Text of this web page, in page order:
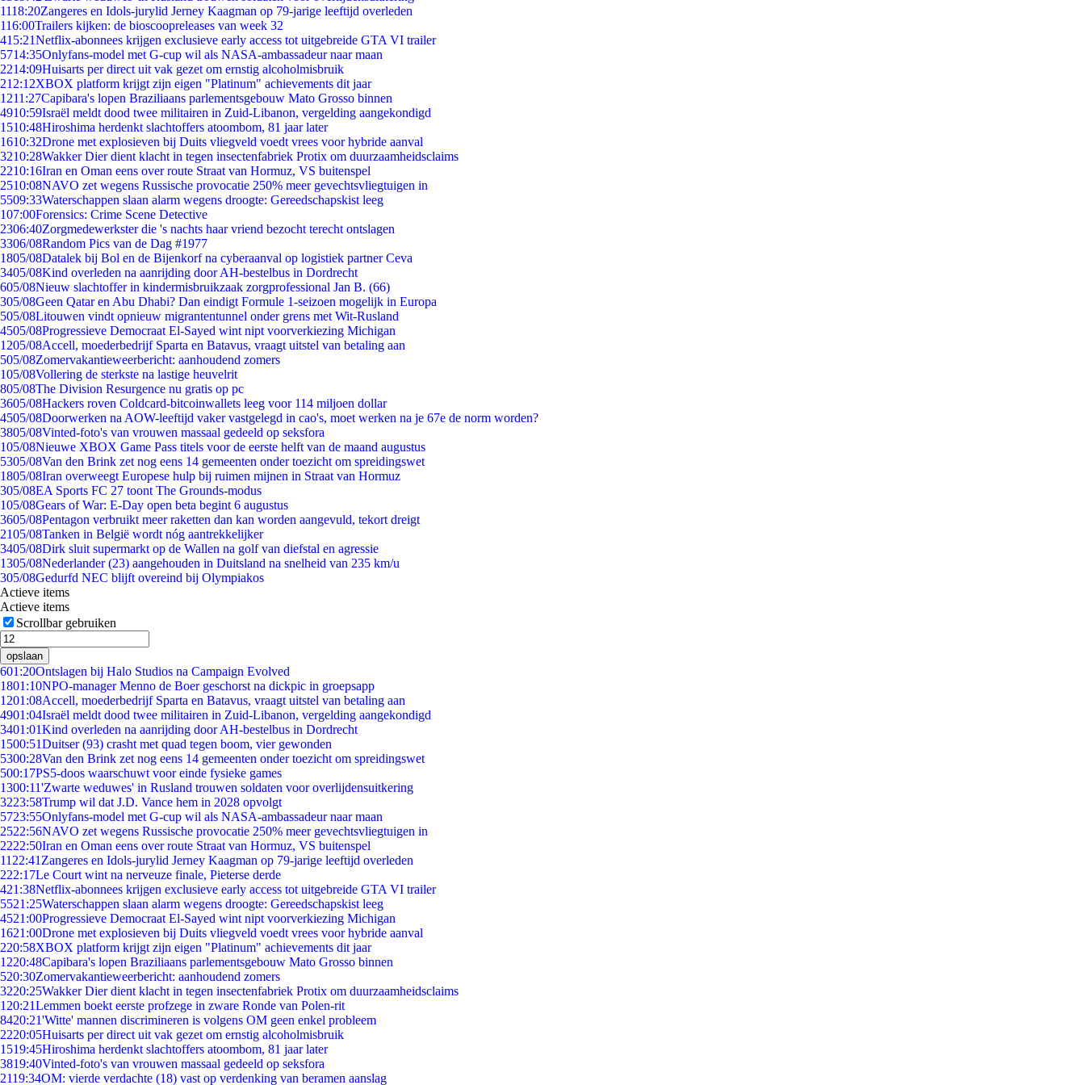
1118:20Zangeres en Idols-jurylid Jerney Kaagman op 79-jarige leeftijd overleden
116:00Trailers kijken: de bioscoopreleases van week 32
415:21Netflix-abonnees krijgen exclusieve early access tot uitgebreide GTA VI trailer
5714:35Onlyfans-model met G-cup wil als NASA-ambassadeur naar maan
2214:09Huisarts per direct uit vak gezet om ernstig alcoholmisbruik
212:12XBOX platform krijgt zijn eigen "Platinum" achievements dit jaar
1211:27Capibara's lopen Braziliaans parlementsgebouw Mato Grosso binnen
4910:59Israël meldt dood twee militairen in Zuid-Libanon, vergelding aangekondigd
1510:48Hiroshima herdenkt slachtoffers atoombom, 81 jaar later
1610:32Drone met explosieven bij Duits vliegveld voedt vrees voor hybride aanval
3210:28Wakker Dier dient klacht in tegen insectenfabriek Protix om duurzaamheidsclaims
2210:16Iran en Oman eens over route Straat van Hormuz, VS buitenspel
2510:08NAVO zet wegens Russische provocatie 250% meer gevechtsvliegtuigen in
5509:33Waterschappen slaan alarm wegens droogte: Gereedschapskist leeg
107:00Forensics: Crime Scene Detective
2306:40Zorgmedewerkster die 's nachts haar vriend bezocht terecht ontslagen
3306/08Random Pics van de Dag #1977
1805/08Datalek bij Bol en de Bijenkorf na cyberaanval op logistiek partner Ceva
3405/08Kind overleden na aanrijding door AH-bestelbus in Dordrecht
605/08Nieuw slachtoffer in kindermisbruikzaak zorgprofessional Jan B. (66)
305/08Geen Qatar en Abu Dhabi? Dan eindigt Formule 1-seizoen mogelijk in Europa
505/08Litouwen vindt opnieuw migrantentunnel onder grens met Wit-Rusland
4505/08Progressieve Democraat El-Sayed wint nipt voorverkiezing Michigan
1205/08Accell, moederbedrijf Sparta en Batavus, vraagt uitstel van betaling aan
505/08Zomervakantieweerbericht: aanhoudend zomers
105/08Vollering de sterkste na lastige heuvelrit
805/08The Division Resurgence nu gratis op pc
3605/08Hackers roven Coldcard-bitcoinwallets leeg voor 114 miljoen dollar
4505/08Doorwerken na AOW-leeftijd vaker vastgelegd in cao's, moet werken na je 67e de norm worden?
3805/08Vinted-foto's van vrouwen massaal gedeeld op seksfora
105/08Nieuwe XBOX Game Pass titels voor de eerste helft van de maand augustus
5305/08Van den Brink zet nog eens 14 gemeenten onder toezicht om spreidingswet
1805/08Iran overweegt Europese hulp bij ruimen mijnen in Straat van Hormuz
305/08EA Sports FC 27 toont The Grounds-modus
105/08Gears of War: E-Day open beta begint 6 augustus
3605/08Pentagon verbruikt meer raketten dan kan worden aangevuld, tekort dreigt
2105/08Tanken in België wordt nóg aantrekkelijker
3405/08Dirk sluit supermarkt op de Wallen na golf van diefstal en agressie
1305/08Nederlander (23) aangehouden in Duitsland na snelheid van 235 km/u
305/08Gedurfd NEC blijft overeind bij Olympiakos
Actieve items
Actieve items
Scrollbar gebruiken
opslaan
601:20Ontslagen bij Halo Studios na Campaign Evolved
1801:10NPO-manager Menno de Boer geschorst na dickpic in groepsapp
1201:08Accell, moederbedrijf Sparta en Batavus, vraagt uitstel van betaling aan
4901:04Israël meldt dood twee militairen in Zuid-Libanon, vergelding aangekondigd
3401:01Kind overleden na aanrijding door AH-bestelbus in Dordrecht
1500:51Duitser (93) crasht met quad tegen boom, vier gewonden
5300:28Van den Brink zet nog eens 14 gemeenten onder toezicht om spreidingswet
500:17PS5-doos waarschuwt voor einde fysieke games
1300:11'Zwarte weduwes' in Rusland trouwen soldaten voor overlijdensuitkering
3223:58Trump wil dat J.D. Vance hem in 2028 opvolgt
5723:55Onlyfans-model met G-cup wil als NASA-ambassadeur naar maan
2522:56NAVO zet wegens Russische provocatie 250% meer gevechtsvliegtuigen in
2222:50Iran en Oman eens over route Straat van Hormuz, VS buitenspel
11 22:41 Zangeres en Idols-jurylid Jerney Kaagman op 79-jarige leeftijd overleden
222:17Le Court wint na nerveuze finale, Pieterse derde
421:38Netflix-abonnees krijgen exclusieve early access tot uitgebreide GTA VI trailer
5521:25Waterschappen slaan alarm wegens droogte: Gereedschapskist leeg
4521:00Progressieve Democraat El-Sayed wint nipt voorverkiezing Michigan
1621:00Drone met explosieven bij Duits vliegveld voedt vrees voor hybride aanval
220:58XBOX platform krijgt zijn eigen "Platinum" achievements dit jaar
1220:48Capibara's lopen Braziliaans parlementsgebouw Mato Grosso binnen
520:30Zomervakantieweerbericht: aanhoudend zomers
3220:25Wakker Dier dient klacht in tegen insectenfabriek Protix om duurzaamheidsclaims
1 20:21Lemmen boekt eerste profzege in zware Ronde van Polen-rit
8420:21'Witte' mannen discrimineren is volgens OM geen enkel probleem
2220:05Huisarts per direct uit vak gezet om ernstig alcoholmisbruik
1519:45Hiroshima herdenkt slachtoffers atoombom, 81 jaar later
3819:40Vinted-foto's van vrouwen massaal gedeeld op seksfora
2119:34OM: vierde verdachte (18) vast op verdenking van beramen aanslag